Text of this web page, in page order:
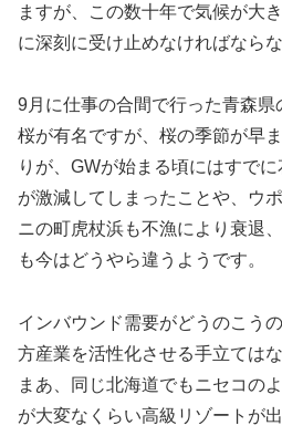
ますが、この数十年で気候が大
に深刻に受け止めなければなら
9月に仕事の合間で行った青森
桜が有名ですが、桜の季節が早
りが、GWが始まる頃にはすで
が激減してしまったことや、ウ
ニの町虎杖浜も不漁により衰退
も今はどうやら違うようです。
インバウンド需要がどうのこう
方産業を活性化させる手立ては
まあ、同じ北海道でもニセコの
が大変なくらい高級リゾートが